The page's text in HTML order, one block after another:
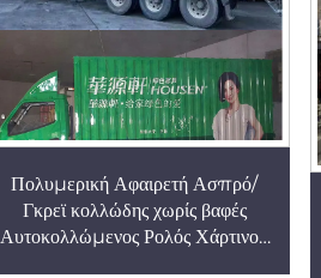
Πολυμερική Αφαιρετή Ασπρό/
Γκρεϊ κολλώδης χωρίς βαφές
Αυτοκολλώμενος Ρολός Χάρτινου